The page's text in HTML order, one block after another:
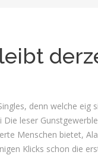
denn welche eig
leser
Menschen bietet,
Klicks schon die